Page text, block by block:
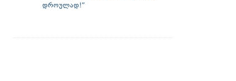
დროულად!”